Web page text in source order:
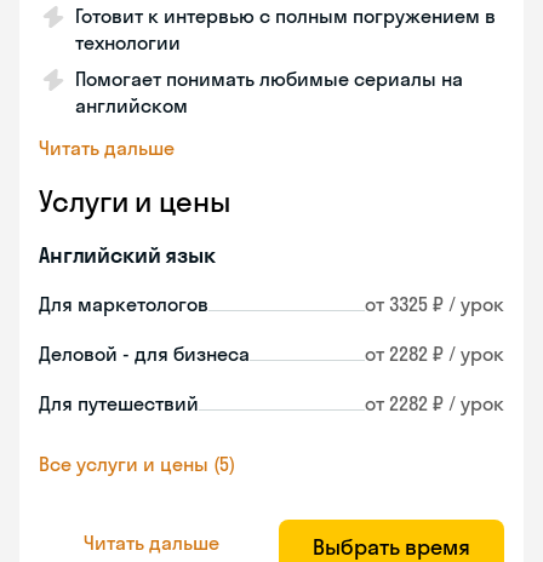
Готовит к интервью с полным погружением в
технологии
Помогает понимать любимые сериалы на
английском
Читать дальше
Услуги и цены
Английский язык
Для маркетологов от 3325 ₽ / урок
Деловой - для бизнеса от 2282 ₽ / урок
Для путешествий от 2282 ₽ / урок
Все услуги и цены (5)
Читать дальше Выбрать время